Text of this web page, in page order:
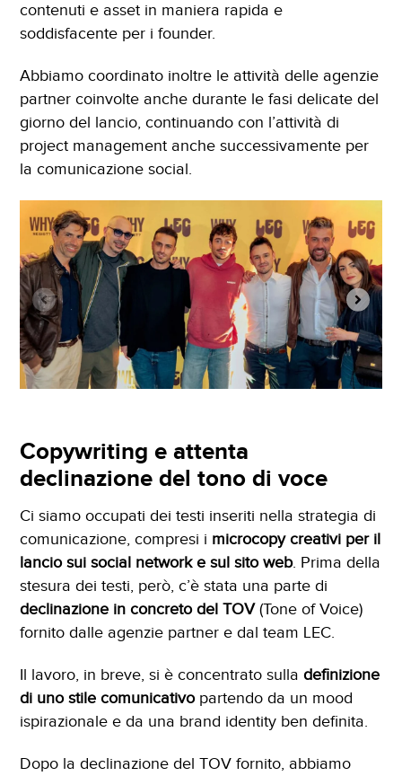
contenuti e asset in maniera rapida e
soddisfacente per i founder.
Abbiamo coordinato inoltre le attività delle agenzie
partner coinvolte anche durante le fasi delicate del
giorno del lancio, continuando con l’attività di
project management anche successivamente per
la comunicazione social.
Copywriting e attenta
declinazione del tono di voce
Ci siamo occupati dei testi inseriti nella strategia di
comunicazione, compresi i microcopy creativi per il
lancio sui social network e sul sito web. Prima della
stesura dei testi, però, c’è stata una parte di
declinazione in concreto del TOV(Tone of Voice)
fornito dalle agenzie partner e dal team LEC.
Il lavoro, in breve, si è concentrato sulladefinizione
di uno stile comunicativopartendo da un mood
ispirazionale e da una brand identity ben definita.
Dopo la declinazione del TOV fornito, abbiamo